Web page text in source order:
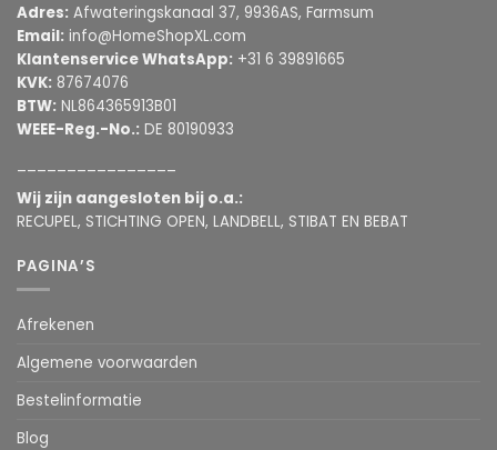
Adres: Afwateringskanaal 37, 9936AS, Farmsum
Email: info@HomeShopXL.com
Klantenservice WhatsApp: +31 6 39891665
KVK: 87674076
BTW: NL864365913B01
WEEE-Reg.-No.: DE 80190933
Wij zijn aangesloten bij o.a.:
RECUPEL, STICHTING OPEN, LANDBELL, STIBAT EN BEBAT
PAGINA’S
Afrekenen
Algemene voorwaarden
Bestelinformatie
Blog